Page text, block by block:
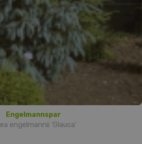
Engelmannspar
engelmannii 'Glauca'